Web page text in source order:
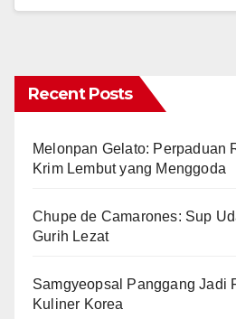
Recent Posts
Melonpan Gelato: Perpaduan
Krim Lembut yang Menggoda
Chupe de Camarones: Sup
Gurih Lezat
Samgyeopsal Panggang Jadi
Kuliner Korea